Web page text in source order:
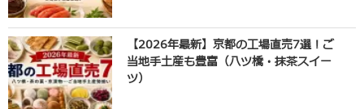
【2026年最新】京都の工場直売7選！ご
当地手土産も豊富（八ツ橋・抹茶スイー
ツ）